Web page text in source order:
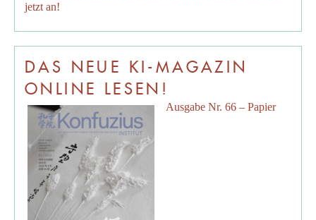
jetzt an!
DAS NEUE KI-MAGAZIN
ONLINE LESEN!
Ausgabe Nr. 66 – Papier